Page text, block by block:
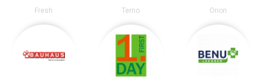
Fresh Terno Orion